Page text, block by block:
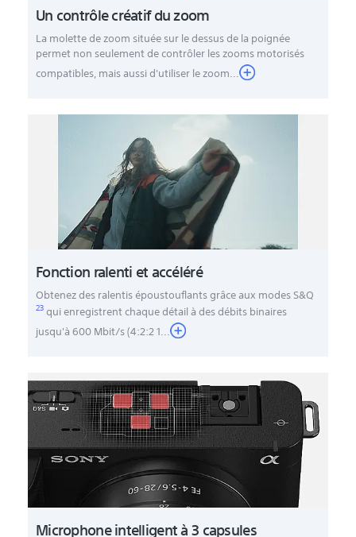
Un contrôle créatif du zoom
La molette de zoom située sur le dessus de la poignée
permet non seulement de contrôler les zooms motorisés
compatibles, mais aussi d'utiliser le zoom...
Fonction ralenti et accéléré
Obtenez des ralentis époustouflants grâce aux modes S&Q
23qui enregistrent chaque détail à des débits binaires
jusqu'à 600 Mbit/s (4:2:2 1...
Microphone intelligent à 3 capsules